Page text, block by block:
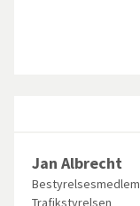
Jan Albrecht
Bestyrelsesmedlem
Trafikstyrelsen